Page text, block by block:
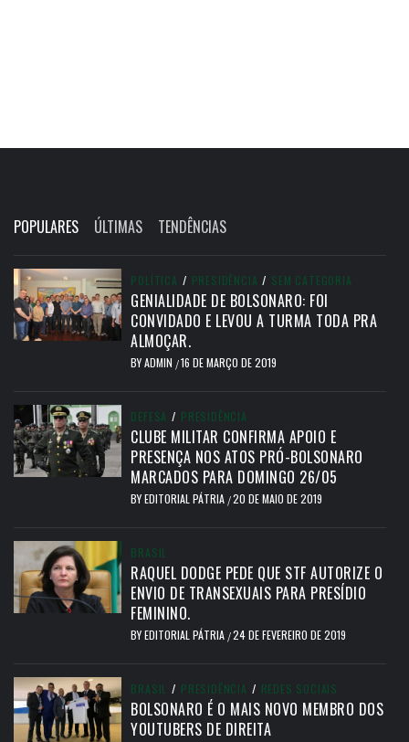
POPULARES ÚLTIMAS TENDÊNCIAS
POLÍTICA / PRESIDÊNCIA / SEM CATEGORIA
GENIALIDADE DE BOLSONARO: FOI
CONVIDADO E LEVOU A TURMA TODA PRA
ALMOÇAR.
BYADMIN /16 DE MARÇO DE 2019
DEFESA / PRESIDÊNCIA
CLUBE MILITAR CONFIRMA APOIO E
PRESENÇA NOS ATOS PRÓ-BOLSONARO
MARCADOS PARA DOMINGO 26/05
BYEDITORIAL PÁTRIA /20 DE MAIO DE 2019
BRASIL
RAQUEL DODGE PEDE QUE STF AUTORIZE O
ENVIO DE TRANSEXUAIS PARA PRESÍDIO
FEMININO.
BYEDITORIAL PÁTRIA /24 DE FEVEREIRO DE 2019
BRASIL / PRESIDÊNCIA / REDES SOCIAIS
BOLSONARO É O MAIS NOVO MEMBRO DOS
YOUTUBERS DE DIREITA